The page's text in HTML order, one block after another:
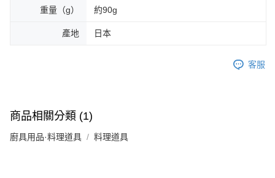
重量（g） 約90g
產地 日本
客服
商品相關分類 (1)
廚具用品·料理道具 料理道具